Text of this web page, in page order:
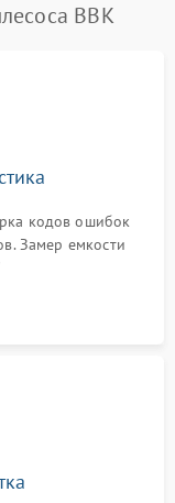
BBK
кодов ошибок
Замер емкости
зарядки.
падения для